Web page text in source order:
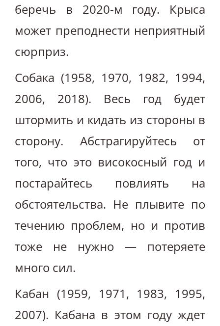
беречь в 2020-м году. Крыса
может преподнести неприятный
сюрприз.
Собака (1958, 1970, 1982, 1994,
2006, 2018). Весь год будет
штормить и кидать из стороны в
сторону. Абстрагируйтесь от
того, что это високосный год и
постарайтесь повлиять на
обстоятельства. Не плывите по
течению проблем, но и против
тоже не нужно — потеряете
много сил.
Кабан (1959, 1971, 1983, 1995,
2007). Кабана в этом году ждет